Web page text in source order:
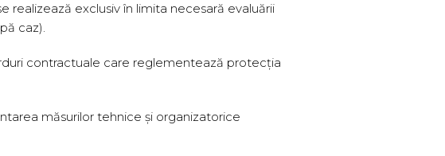
exclusiv în limita necesară evaluării
caz).
contractuale care reglementează protecția
măsurilor tehnice și organizatorice